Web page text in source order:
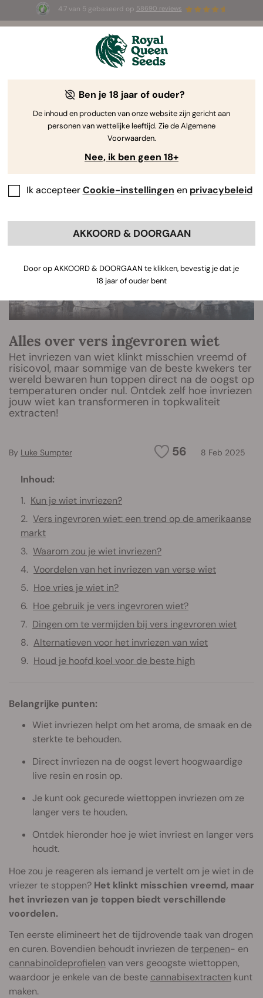
4.7 van 5 gebaseerd op 58690 reviews
1+1 GRATIS- Tijdelijke aanbieding
2d 10h 52m 16s
The RQS Blog
Cannabis Lifestyle Blogs
Alles over vers ingevroren wiet
Het invriezen van wiet klinkt misschien vreemd of
risicovol, maar sommige van de beste kwekers ter
wereld bewaren hun toppen direct na de oogst op
temperaturen onder nul. Ontdek zelf hoe invriezen
jouw wiet kan transformeren in topkwaliteit
extracten!
56 8 Feb 2025
By Luke Sumpter
Inhoud:
Kun je wiet invriezen?
Vers ingevroren wiet: een trend op de amerikaanse
markt
Waarom zou je wiet invriezen?
Voordelen van het invriezen van verse wiet
Hoe vries je wiet in?
Hoe gebruik je vers ingevroren wiet?
Dingen om te vermijden bij vers ingevroren wiet
Alternatieven voor het invriezen van wiet
Houd je hoofd koel voor de beste high
Belangrijke punten:
Wiet invriezen helpt om het aroma, de smaak en de
sterkte te behouden.
Direct invriezen na de oogst levert hoogwaardige
live resin en rosin op.
Je kunt ook gecurede wiettoppen invriezen om ze
langer vers te houden.
Ontdek hieronder hoe je wiet invriest en langer vers
houdt.
Hoe zou je reageren als iemand je vertelt om je wiet in de
vriezer te stoppen? Het klinkt misschien vreemd, maar
het invriezen van je toppen biedt verschillende
voordelen.
Ten eerste elimineert het de tijdrovende taak van drogen
en curen. Bovendien behoudt invriezen deterpenen- en
cannabinoïdeprofielen van vers geoogste wiettoppen,
waardoor je enkele van de beste cannabisextracten kunt
maken.
Ben je 18 jaar of ouder?
De inhoud en producten van onze website zijn gericht aan
personen van wettelijke leeftijd. Zie de Algemene
Voorwaarden.
Nee, ik ben geen 18+
Ik accepteerCookie-instellingen en privacybeleid
AKKOORD & DOORGAAN
Door op AKKOORD & DOORGAAN te klikken, bevestig je dat je
18 jaar of ouder bent